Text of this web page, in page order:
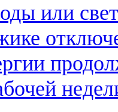
или